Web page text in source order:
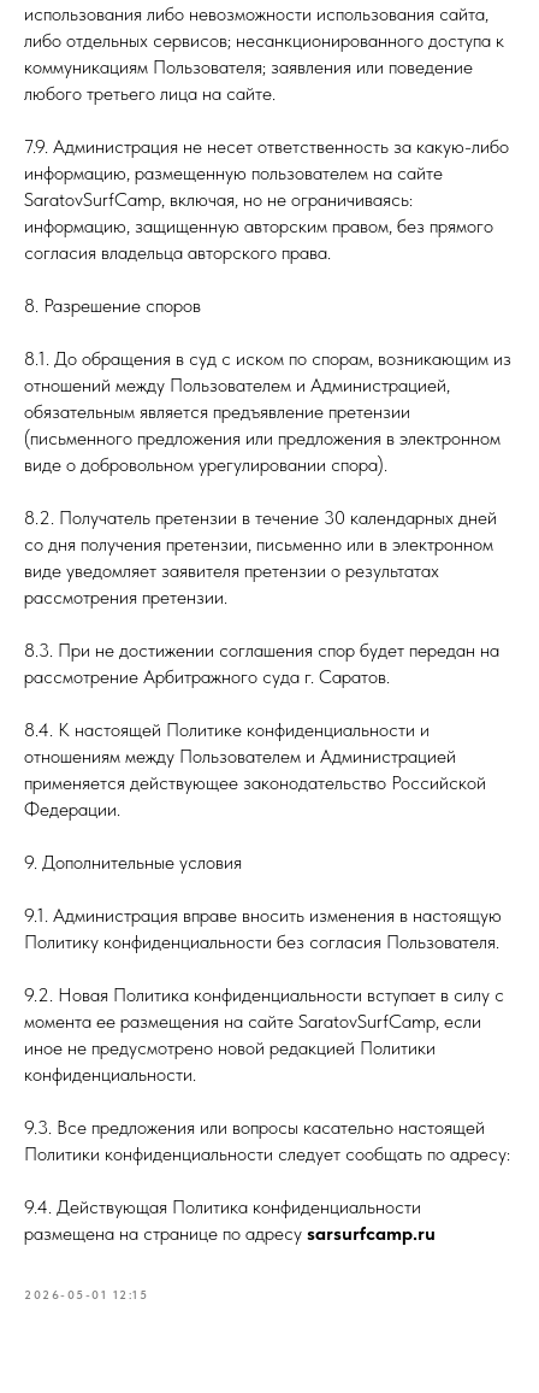
использования либо невозможности использования сайта,
либо отдельных сервисов; несанкционированного доступа к
коммуникациям Пользователя; заявления или поведение
любого третьего лица на сайте.
7.9. Администрация не несет ответственность за какую-либо
информацию, размещенную пользователем на сайте
SaratovSurfCamp, включая, но не ограничиваясь:
информацию, защищенную авторским правом, без прямого
согласия владельца авторского права.
8. Разрешение споров
8.1. До обращения в суд с иском по спорам, возникающим из
отношений между Пользователем и Администрацией,
обязательным является предъявление претензии
(письменного предложения или предложения в электронном
виде о добровольном урегулировании спора).
8.2. Получатель претензии в течение 30 календарных дней
со дня получения претензии, письменно или в электронном
виде уведомляет заявителя претензии о результатах
рассмотрения претензии.
8.3. При не достижении соглашения спор будет передан на
рассмотрение Арбитражного суда г. Саратов.
8.4. К настоящей Политике конфиденциальности и
отношениям между Пользователем и Администрацией
применяется действующее законодательство Российской
Федерации.
9. Дополнительные условия
9.1. Администрация вправе вносить изменения в настоящую
Политику конфиденциальности без согласия Пользователя.
9.2. Новая Политика конфиденциальности вступает в силу с
момента ее размещения на сайте SaratovSurfCamp, если
иное не предусмотрено новой редакцией Политики
конфиденциальности.
9.3. Все предложения или вопросы касательно настоящей
Политики конфиденциальности следует сообщать по адресу:
9.4. Действующая Политика конфиденциальности
размещена на странице по адресу sarsurfcamp.ru
2026-05-01 12:15